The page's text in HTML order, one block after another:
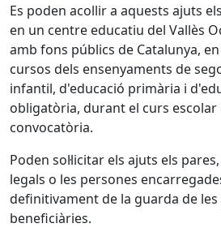
Es poden acollir a aquests ajuts
en un centre educatiu del Vallès
amb fons públics de Catalunya,
cursos dels ensenyaments de
infantil, d'educació primària i
obligatòria, durant el curs
convocatòria.
Poden sol·licitar els ajuts els
legals o les persones
definitivament de la guarda de
beneficiàries.